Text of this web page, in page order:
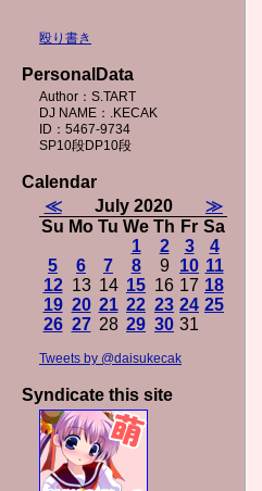
殴り書き
PersonalData
Author：S.TART
DJ NAME：.KECAK
ID：5467-9734
SP10段DP10段
Calendar
≪
July 2020
≫
Su Mo Tu We Th Fr Sa
1
2 3
4
5
6 7 8 9 10 11
12 13 14 15 16 17 18
19 20 21 22 23 24 25
26 27 28 29 30 31
Tweets by @daisukecak
Syndicate this site